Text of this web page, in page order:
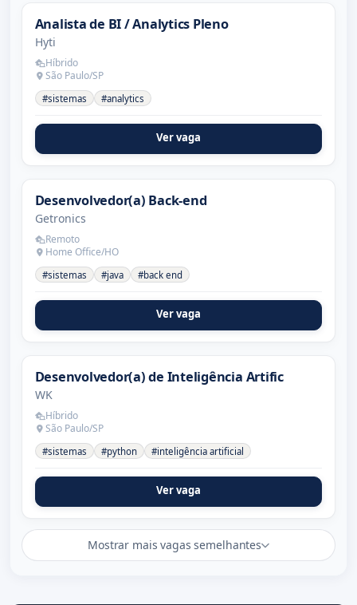
Analista de BI / Analytics Pleno
Hyti
Híbrido
São Paulo/SP
#sistemas #analytics
Ver vaga
Desenvolvedor(a) Back-end
Getronics
Remoto
Home Office/HO
#sistemas #java #back end
Ver vaga
Desenvolvedor(a) de Inteligência Artific
WK
Híbrido
São Paulo/SP
#sistemas #python #inteligência artificial
Ver vaga
Mostrar mais vagas semelhantes